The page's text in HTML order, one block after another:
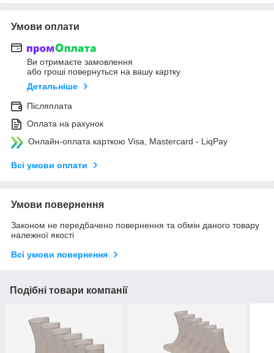
Умови оплати
Ви отримаєте замовлення
або гроші повернуться на вашу картку
Детальніше
Післяплата
Оплата на рахунок
Онлайн-оплата карткою Visa, Mastercard - LiqPay
Всі умови оплати
Умови повернення
Законом не передбачено повернення та обмін даного товару
належної якості
Всі умови повернення
Подібні товари компанії